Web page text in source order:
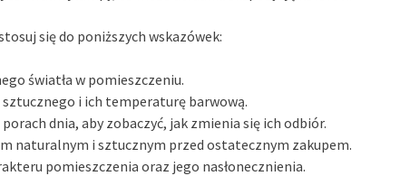
się do poniższych wskazówek:
światła w pomieszczeniu.
i ich temperaturę barwową.
dnia, aby zobaczyć, jak zmienia się ich odbiór.
naturalnym i sztucznym przed ostatecznym zakupem.
pomieszczenia oraz jego nasłonecznienia.